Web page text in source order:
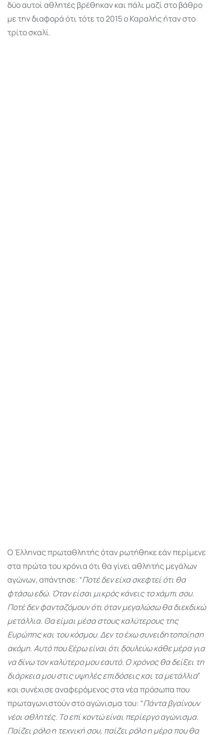
δύο αυτοί αθλητές βρέθηκαν και πάλι μαζί στο βάθρο
με την διαφορά ότι τότε το 2015 ο Καραλής ήταν στο
τρίτο σκαλί.
Ο Έλληνας πρωταθλητής όταν ρωτήθηκε εάν περίμενε
στα πρώτα του χρόνια ότι θα γίνει αθλητής μεγάλων
αγώνων, απάντησε: “Ποτέ δεν είχα σκεφτεί ότι θα
φτάσω εδώ. Όταν είσαι μικρός κάνεις το χάμπι σου.
Ποτέ δεν φανταζόμουν ότι όταν μεγαλώσω θα διεκδικώ
μετάλλια. Θα είμαι μέσα στους καλύτερους της
Ευρώπης και του κόσμου. Δεν το έχω συνειδητοποίηση
ακόμη. Αυτό που ξέρω είναι ότι δουλεύω κάθε μέρα για
να δίνω τον καλύτερο μου εαυτό. Ο χρόνος θα δείξει τη
διάρκεια μου στις υψηλές επιδόσεις και τα μετάλλια”
και συνέχισε αναφερόμενος στα νέα πρόσωπα που
πρωταγωνιστούν στο αγώνισμα του: “Πάντα βγαίνουν
νέοι αθλητές. Το επί κοντώ είναι περίεργο αγώνισμα.
Παίζει ρόλο η τεχνική σου, παίζει ρόλο η μέρα που θα